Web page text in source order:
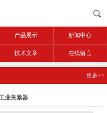
产品展示 新闻中心
技术文章 在线留言
更多>>
业夹紧器